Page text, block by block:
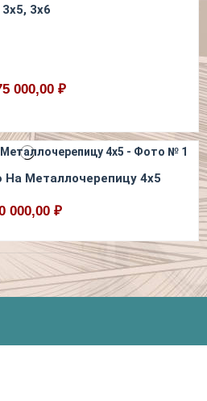
3х5, 3х6
000,00 ₽
Металлочерепицу 4x5
000,00 ₽